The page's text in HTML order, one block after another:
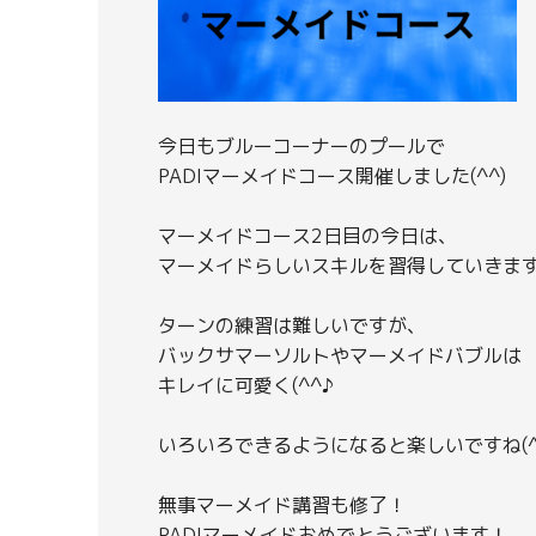
今日もブルーコーナーのプールで
PADIマーメイドコース開催しました(^^)
マーメイドコース2日目の今日は、
マーメイドらしいスキルを習得していきま
ターンの練習は難しいですが、
バックサマーソルトやマーメイドバブルは
キレイに可愛く(^^♪
いろいろできるようになると楽しいですね
無事マーメイド講習も修了！